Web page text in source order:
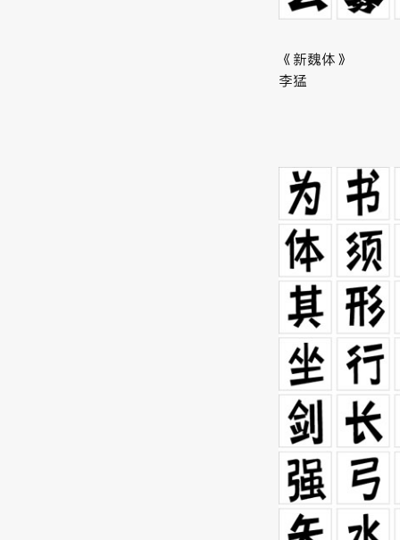
《新魏体》
李猛